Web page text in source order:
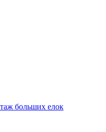
больших елок